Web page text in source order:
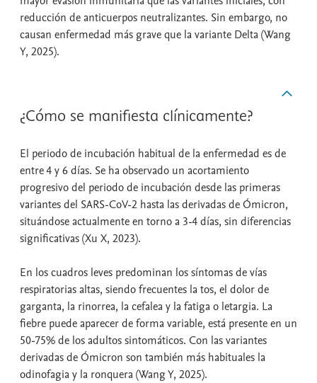
reducción de anticuerpos neutralizantes. Sin embargo, no
causan enfermedad más grave que la variante Delta (Wang
Y, 2025).
¿Cómo se manifiesta clínicamente?
El periodo de incubación habitual de la enfermedad es de
entre 4 y 6 días. Se ha observado un acortamiento
progresivo del periodo de incubación desde las primeras
variantes del SARS-CoV-2 hasta las derivadas de Ómicron,
situándose actualmente en torno a 3-4 días, sin diferencias
significativas (Xu X, 2023).
En los cuadros leves predominan los síntomas de vías
respiratorias altas, siendo frecuentes la tos, el dolor de
garganta, la rinorrea, la cefalea y la fatiga o letargia. La
fiebre puede aparecer de forma variable, está presente en un
50-75% de los adultos sintomáticos. Con las variantes
derivadas de Ómicron son también más habituales la
odinofagia y la ronquera (Wang Y, 2025).